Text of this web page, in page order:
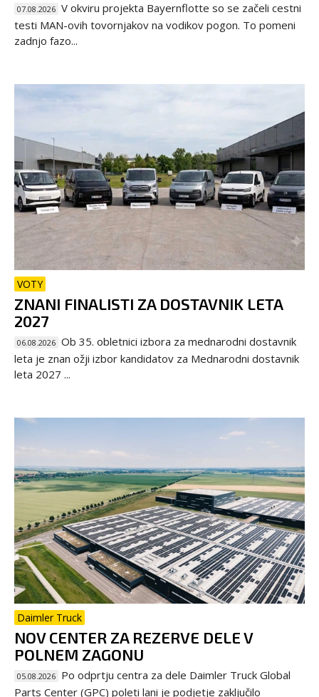
07.08.2026 V okviru projekta Bayernflotte so se začeli cestni
testi MAN-ovih tovornjakov na vodikov pogon. To pomeni
zadnjo fazo...
VOTY
ZNANI FINALISTI ZA DOSTAVNIK LETA
2027
06.08.2026 Ob 35. obletnici izbora za mednarodni dostavnik
leta je znan ožji izbor kandidatov za Mednarodni dostavnik
leta 2027 ...
Daimler Truck
NOV CENTER ZA REZERVE DELE V
POLNEM ZAGONU
05.08.2026 Po odprtju centra za dele Daimler Truck Global
Parts Center (GPC) poleti lani je podjetje zaključilo